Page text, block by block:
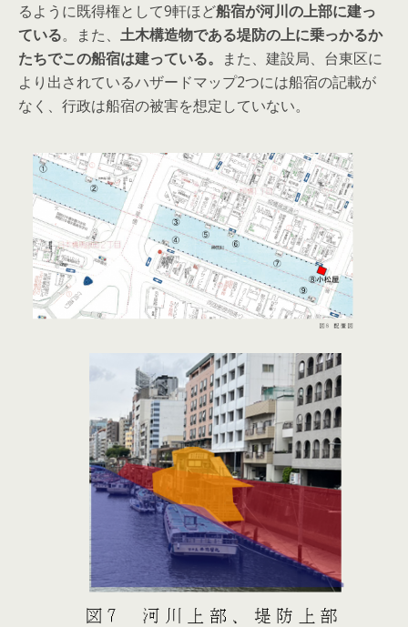
るように既得権として9軒ほど船宿が河川の上部に建っ
ている。また、 土木構造物である堤防の上に乗っかるか
たちでこの船宿は建っている。 また、建設局、台東区に
より出されているハザードマップ2つには船宿の記載が
なく、行政は船宿の被害を想定していない。